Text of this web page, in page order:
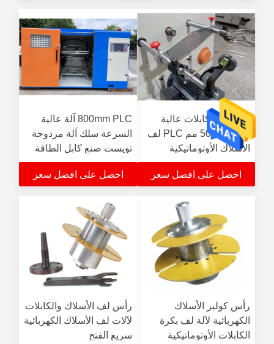
آلة جدل الكابلات عالية
السرعة 500 مم PLC لف
الأسلاك الأوتوماتيكية
احصل على افضل سعر
800mm PLC آلة عالية
السرعة سلك آلة مزدوجة
تويست صنع كابل الطاقة
احصل على افضل سعر
رأس كولير الأسلاك
الكهربائية لآلة لف بكرة
الكابلات الأوتوماتيكية
رأس لف الأسلاك والكابلات
لآلات لف الأسلاك الكهربائية
سريع الفتح